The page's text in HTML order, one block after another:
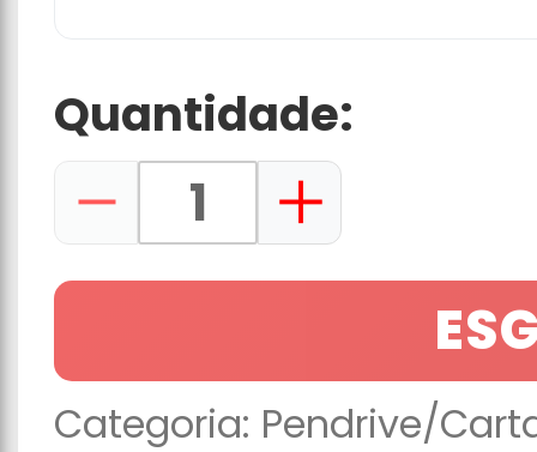
Quantidade:
Categoria: Pendrive/